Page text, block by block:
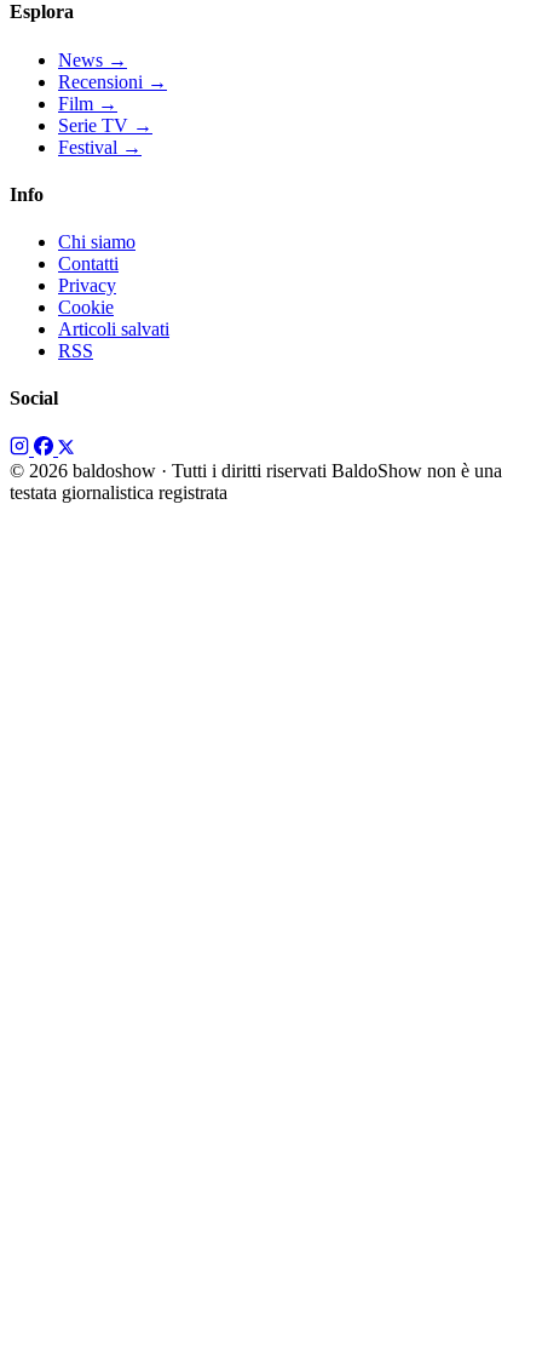
Esplora
News →
Recensioni →
Film →
Serie TV →
Festival →
Info
Chi siamo
Contatti
Privacy
Cookie
Articoli salvati
RSS
Social
© 2026 baldoshow · Tutti i diritti riservati BaldoShow non è una
testata giornalistica registrata